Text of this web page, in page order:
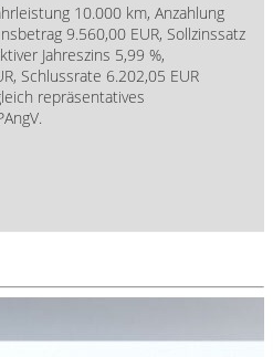
10.000 km, Anzahlung
9.560,00 EUR, Sollzinssatz
Jahreszins 5,99 %,
Schlussrate 6.202,05 EUR
repräsentatives